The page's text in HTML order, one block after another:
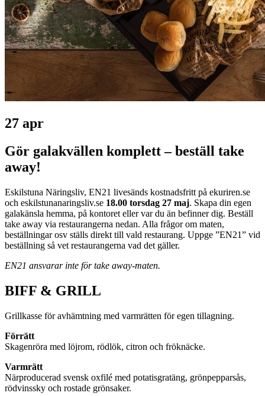
27 apr
Gör galakvällen komplett – beställ take
away!
Eskilstuna Näringsliv, EN21 livesänds kostnadsfritt på ekuriren.se
och eskilstunanaringsliv.se 18.00 torsdag 27 maj. Skapa din egen
galakänsla hemma, på kontoret eller var du än befinner dig. Beställ
take away via restaurangerna nedan. Alla frågor om maten,
beställningar osv ställs direkt till vald restaurang. Uppge ”EN21” vid
beställning så vet restaurangerna vad det gäller.
EN21 ansvarar inte för take away-maten.
BIFF & GRILL
Grillkasse för avhämtning med varmrätten för egen tillagning.
Förrätt
Skagenröra med löjrom, rödlök, citron och fröknäcke.
Varmrätt
Närproducerad svensk oxfilé med potatisgratäng, grönpepparsås,
rödvinssky och rostade grönsaker.